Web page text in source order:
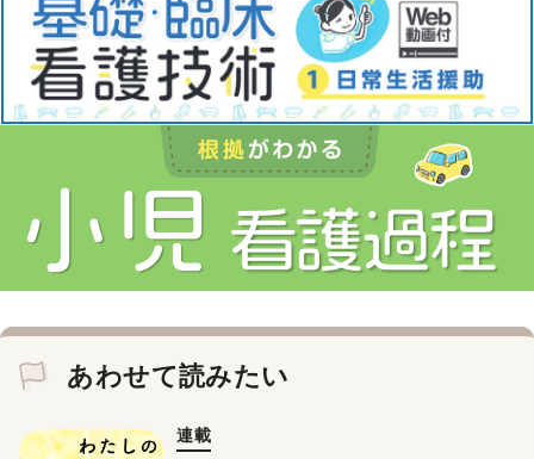
あわせて読みたい
連載